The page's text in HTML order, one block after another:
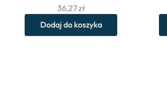
36,27zł
Dodaj do koszyka